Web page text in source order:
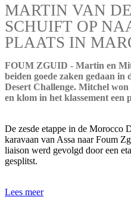
MARTIN VAN
SCHUIFT OP
PLAATS IN
FOUM ZGUID - Martin en
beiden goede zaken gedaan in
Desert Challenge. Mitchel
en klom in het klassement een
De zesde etappe in de Morocco
karavaan van Assa naar Foum
liaison werd gevolgd door een
gesplitst.
Lees meer